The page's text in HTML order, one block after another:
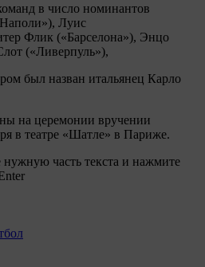
в число номинантов
Луис
Флик («Барселона»), Энцо
(«Ливерпуль»),
был назван итальянец Карло
на церемонии вручении
в театре «Шатле» в Париже.
часть текста и нажмите